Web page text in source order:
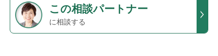
この相談パートナー
に相談する